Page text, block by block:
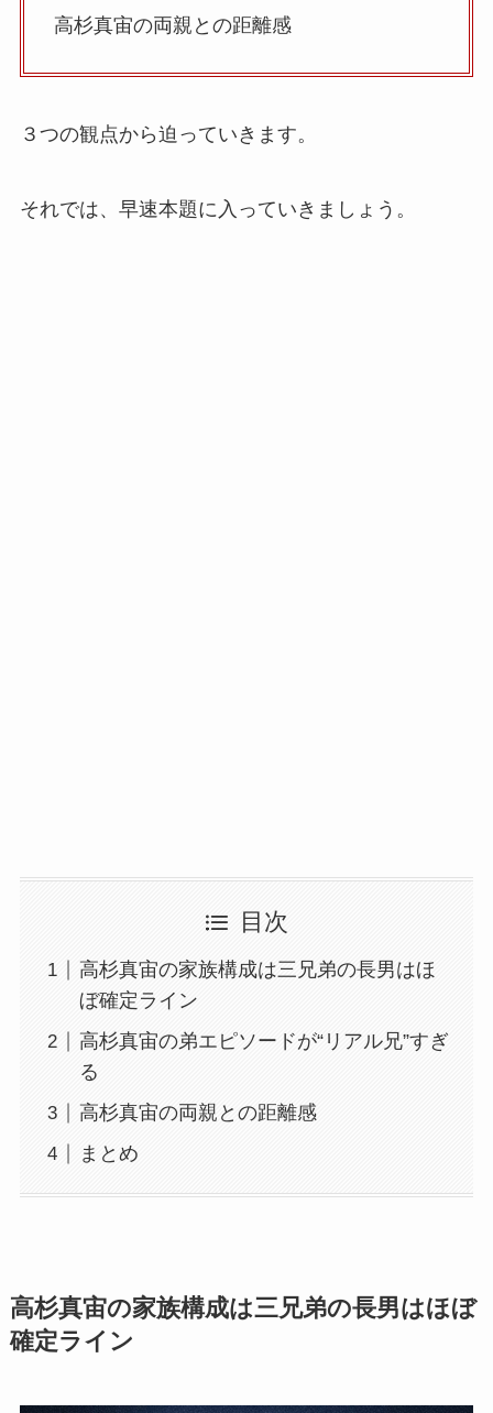
高杉真宙の両親との距離感
３つの観点から迫っていきます。
それでは、早速本題に入っていきましょう。
目次
高杉真宙の家族構成は三兄弟の長男はほ
ぼ確定ライン
高杉真宙の弟エピソードが“リアル兄”すぎ
る
高杉真宙の両親との距離感
まとめ
高杉真宙の家族構成は三兄弟の長男はほぼ
確定ライン